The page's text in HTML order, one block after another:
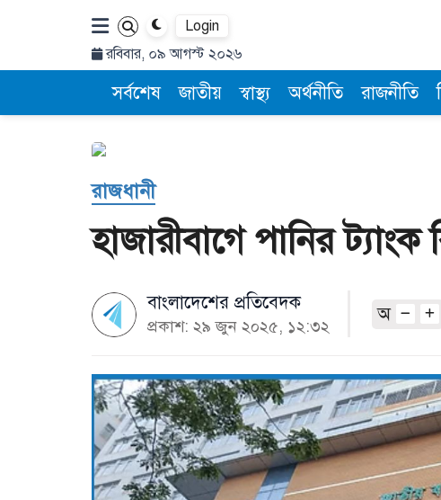
Login
রবিবার, ০৯ আগস্ট ২০২৬
সর্বশেষ জাতীয় স্বাস্থ্য অর্থনীতি রাজনীতি
রাজধানী
হাজারীবাগে পানির
বাংলাদেশের প্রতিবেদক
প্রকাশ: ২৯ জুন ২০২৫, ১২:৩২
অ